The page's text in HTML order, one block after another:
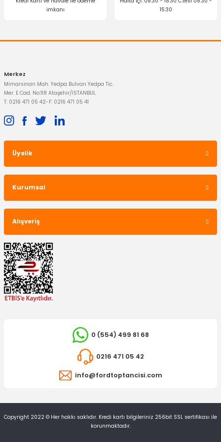
OTOSAN
Debriyaj Seti Fiesta / Fusion Triptonik
imkanı
15:30
Merkez
Mimarsinan Mah. Yedpa Bulvarı Yedpa Tic.
Mer. E Cad. No:118 Ataşehir/İSTANBUL
T: 0216 471 05 42-F: 0216 471 05 41
Üyelik
Kurumsal
Alışveriş
0 (554) 499 81 68
0216 471 05 42
info@fordtoptancisi.com
Copyright 2022 © Her hakkı saklıdır. Kredi kartı bilgileriniz 256bit SSL sertifikası ile
korunmaktadır.